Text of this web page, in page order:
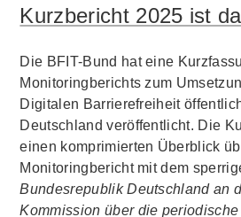
Kurzbericht 2025 ist
Die BFIT-Bund hat eine
Monitoringberichts zum
Digitalen Barrierefreiheit
Deutschland veröffentlicht. Die
einen komprimierten Überblick
Monitoringbericht mit dem
Bundesrepublik Deutschland an
Kommission über die